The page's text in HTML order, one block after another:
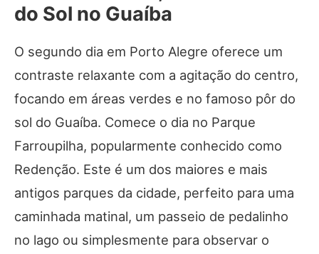
do Sol no Guaíba
O segundo dia em Porto Alegre oferece um
contraste relaxante com a agitação do centro,
focando em áreas verdes e no famoso pôr do
sol do Guaíba. Comece o dia no Parque
Farroupilha, popularmente conhecido como
Redenção. Este é um dos maiores e mais
antigos parques da cidade, perfeito para uma
caminhada matinal, um passeio de pedalinho
no lago ou simplesmente para observar o